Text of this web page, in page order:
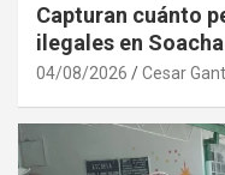
Capturan cuánto
ilegales en Soacha
04/08/2026 Cesar